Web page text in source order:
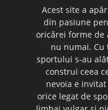
Acest site a
din pasiune
oricărei forme de
nu numai.
sportului s-au
construi ceea
nevoia e
orice legat de